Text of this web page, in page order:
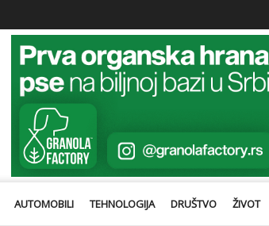
AUTOMOBILI TEHNOLOGIJA DRUŠTVO ŽIVOT